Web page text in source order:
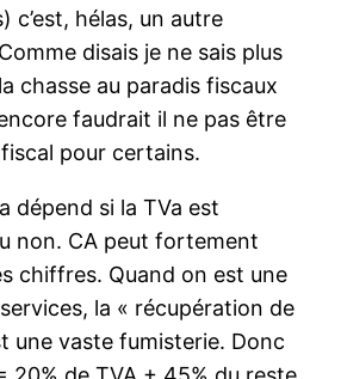
c’est, hélas, un autre
disais je ne sais plus
chasse au paradis fiscaux
faudrait il ne pas être
pour certains.
dépend si la TVa est
non. CA peut fortement
chiffres. Quand on est une
la « récupération de
une vaste fumisterie. Donc